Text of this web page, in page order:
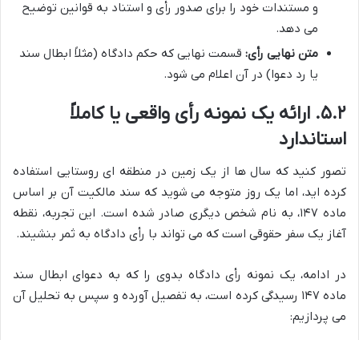
و مستندات خود را برای صدور رأی و استناد به قوانین توضیح
می دهد.
متن نهایی رأی: قسمت نهایی که حکم دادگاه (مثلاً ابطال سند
یا رد دعوا) در آن اعلام می شود.
۵.۲. ارائه یک نمونه رأی واقعی یا کاملاً
استاندارد
تصور کنید که سال ها از یک زمین در منطقه ای روستایی استفاده
کرده اید، اما یک روز متوجه می شوید که سند مالکیت آن بر اساس
ماده ۱۴۷، به نام شخص دیگری صادر شده است. این تجربه، نقطه
آغاز یک سفر حقوقی است که می تواند با رأی دادگاه به ثمر بنشیند.
در ادامه، یک نمونه رأی دادگاه بدوی را که به دعوای ابطال سند
ماده ۱۴۷ رسیدگی کرده است، به تفصیل آورده و سپس به تحلیل آن
می پردازیم: